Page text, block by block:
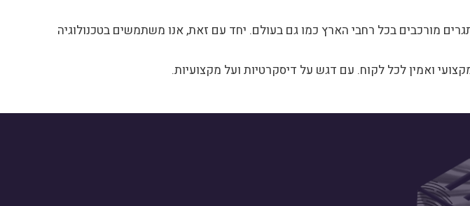
מורכבים בכל רחבי הארץ כמו גם בעולם. יחד עם זאת, אנו משתמשים בטכנולוגיה
ואמין לכל לקוח. עם דגש על דיסקרטיות ועל מקצועיות.